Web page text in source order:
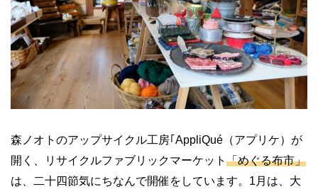
森ノオトのアップサイクル工房｢ AppliQué （アプリケ）が
開く、リサイクルファブリックマーケット 「めぐる布市」
は、二十四節気にちなんで開催をしています。 1月は、大